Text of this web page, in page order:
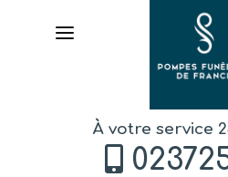
À votre service